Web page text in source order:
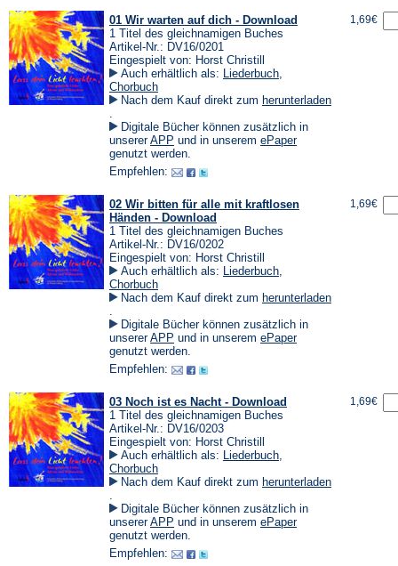
01 Wir warten auf dich - Download
1 Titel des gleichnamigen Buches
Artikel-Nr.: DV16/0201
Eingespielt von: Horst Christill
Auch erhältlich als: Liederbuch,
Chorbuch
Nach dem Kauf direkt zum herunterladen
in
einem
neuen
Tab)
.
Digitale Bücher können zusätzlich in
unsererAPP (Öffnet
in
neuen
und in unserem ePaper(Öffnet
genutzt werden.
Empfehlen:
1,69€
02 Wir bitten für alle mit kraftlosen
Händen - Download
1 Titel des gleichnamigen Buches
Artikel-Nr.: DV16/0202
Eingespielt von: Horst Christill
Auch erhältlich als: Liederbuch,
Chorbuch
Nach dem Kauf direkt zum herunterladen
in
einem
neuen
Tab)
.
Digitale Bücher können zusätzlich in
unsererAPP (Öffnet
in
neuen
und in unserem ePaper(Öffnet
genutzt werden.
Empfehlen:
1,69€
03 Noch ist es Nacht - Download
1 Titel des gleichnamigen Buches
Artikel-Nr.: DV16/0203
Eingespielt von: Horst Christill
Auch erhältlich als: Liederbuch,
Chorbuch
Nach dem Kauf direkt zum herunterladen
in
einem
neuen
Tab)
.
Digitale Bücher können zusätzlich in
unsererAPP (Öffnet
in
neuen
und in unserem ePaper(Öffnet
genutzt werden.
Empfehlen:
1,69€